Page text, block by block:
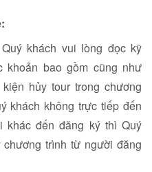
khách vui lòng đọc kỹ
khoản bao gồm cũng như
hủy tour trong chương
khách không trực tiếp đến
khác đến đăng ký thì Quý
trình từ người đăng